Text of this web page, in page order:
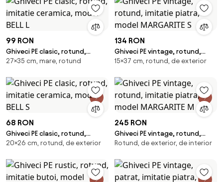
99 RON
Ghiveci PE clasic, rotund,
imitatie ceramica, model BELL L
27×35 cm, mare, rotund
134 RON
Ghiveci PE vintage, rotund,
imitatie piatra, model
15×37 cm, rotund, de exterior
68 RON
Ghiveci PE clasic, rotund,
imitatie ceramica, model BELL S
20×26 cm, rotund, de exterior
245 RON
Ghiveci PE vintage, rotund,
imitatie piatra, model
Rotund, de exterior, de interior